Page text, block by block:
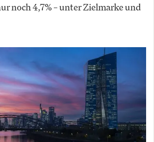
noch 4,7% – unter Zielmarke und